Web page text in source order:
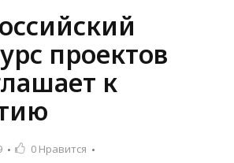
проектов
к
0 Нравится